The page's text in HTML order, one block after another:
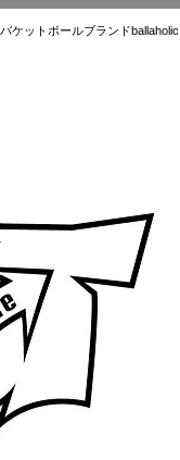
トボールブランド